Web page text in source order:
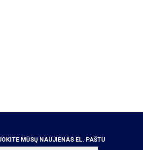
MŪSŲ NAUJIENAS EL. PAŠTU